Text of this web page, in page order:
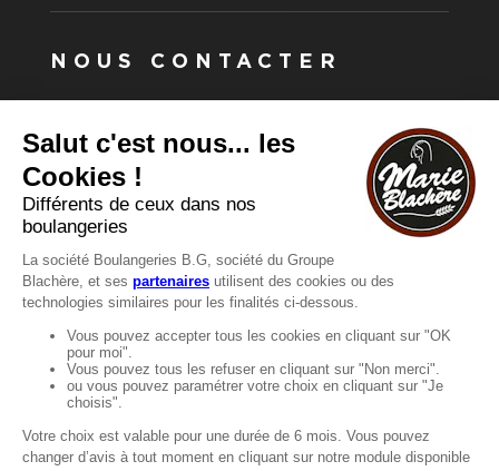
NOUS CONTACTER
Vous souhaitez nous contacter ?
Consultez notre FAQ.
FAQ
Recrutement
MENTIONS
Mentions légales
Protection des données